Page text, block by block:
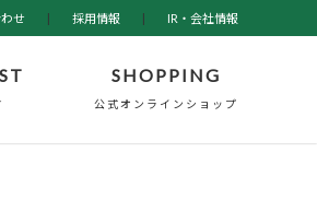
せ | 採用情報 | IR・会社情報
SHOPPING
公式オンラインショップ